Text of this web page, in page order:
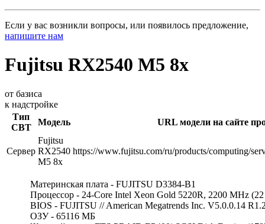
Если у вас возникли вопросы, или появилось предложение,
напишите нам
Fujitsu RX2540 M5 8x
от базиса
к надстройке
Тип
СВТ
Модель URL модели на сайте
Сервер
Fujitsu
RX2540
M5 8x
https://www.fujitsu.com/ru/products/computing/
Материнская плата - FUJITSU D3384-B1
Процессор - 24-Core Intel Xeon Gold 5220R, 2200 MHz
BIOS - FUJITSU // American Megatrends Inc. V5.0.0.14
ОЗУ - 65116 МБ